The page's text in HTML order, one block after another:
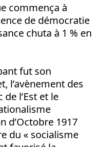
commença à
de démocratie
chuta à 1 % en
fut son
l’avènement des
l’Est et le
d’Octobre 1917
du « socialisme